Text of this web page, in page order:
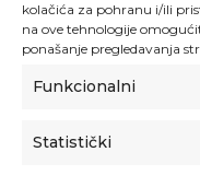
kolačića za pohranu i/ili
na ove tehnologije
ponašanje pregledavanja
Funkcionalni
Statistički